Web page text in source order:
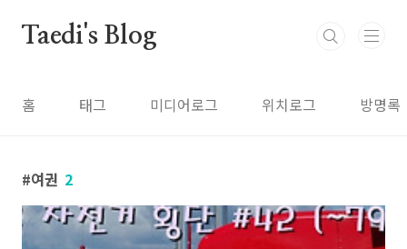
Taedi's Blog
홈 태그 미디어로그 위치로그 방명록
여권 2